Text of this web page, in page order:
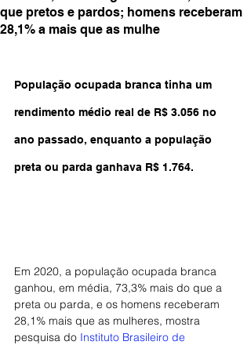
que pretos e pardos; homens receberam
28,1% a mais que as mulhe
População ocupada branca tinha um
rendimento médio real de R$ 3.056 no
ano passado, enquanto a população
preta ou parda ganhava R$ 1.764.
Em 2020, a população ocupada branca
ganhou, em média, 73,3% mais do que a
preta ou parda, e os homens receberam
28,1% mais que as mulheres, mostra
pesquisa do Instituto Brasileiro de